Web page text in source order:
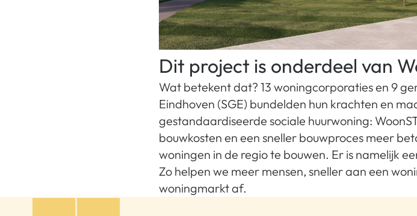
Dit project is onderdeel van
Wat betekent dat? 13 woningcorporaties en 9
Eindhoven (SGE) bundelden hun krachten en
gestandaardiseerde sociale huurwoning:
bouwkosten en een sneller bouwproces meer
woningen in de regio te bouwen. Er is namelijk
Zo helpen we meer mensen, sneller aan een
woningmarkt af.